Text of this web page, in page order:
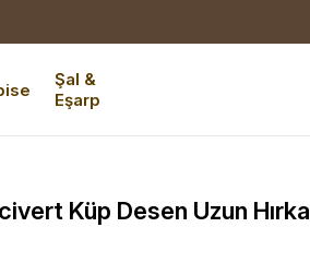
Şal &
Eşarp
Küp Desen Uzun Hırka